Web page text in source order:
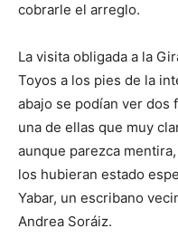
cobrarle el arreglo.
La visita obligada a la
Toyos a los pies de la
abajo se podían ver dos
una de ellas que muy
aunque parezca
los hubieran estado
Yabar, un escribano
Andrea Soráiz.